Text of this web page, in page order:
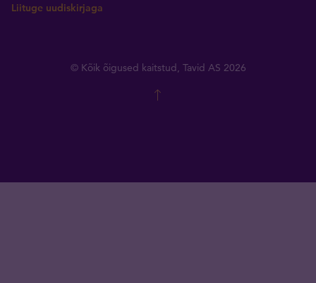
Liituge uudiskirjaga
© Kõik õigused kaitstud, Tavid AS 2026